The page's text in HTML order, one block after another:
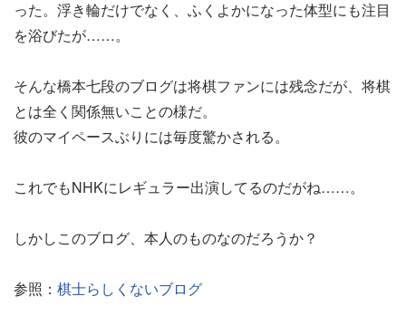
った。浮き輪だけでなく、ふくよかになった体型にも注目
を浴びたが……。
そんな橋本七段のブログは将棋ファンには残念だが、将棋
とは全く関係無いことの様だ。
彼のマイペースぶりには毎度驚かされる。
これでもNHKにレギュラー出演してるのだがね……。
しかしこのブログ、本人のものなのだろうか？
参照： 棋士らしくないブログ